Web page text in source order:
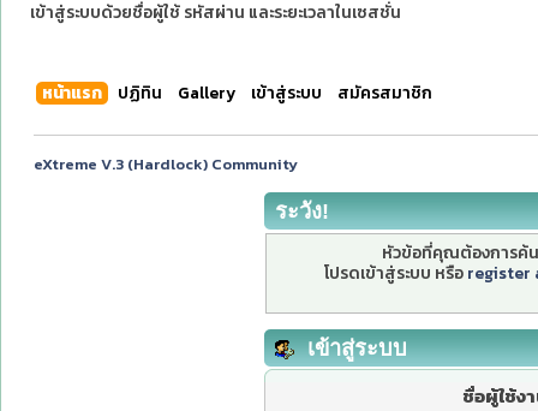
เข้าสู่ระบบด้วยชื่อผู้ใช้ รหัสผ่าน และระยะเวลาในเซสชั่น
หน้าแรก ปฏิทิน Gallery เข้าสู่ระบบ สมัครสมาชิก
eXtreme V.3 (Hardlock) Community
ระวัง!
หัวข้อที่คุณต้องการค้
โปรดเข้าสู่ระบบ หรือ register
เข้าสู่ระบบ
ชื่อผู้ใช้ง